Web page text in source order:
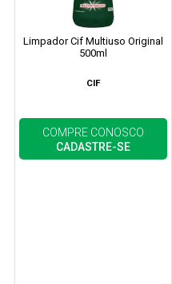
Limpador Cif Multiuso Original
500ml
CIF
COMPRE CONOSCO
CADASTRE-SE